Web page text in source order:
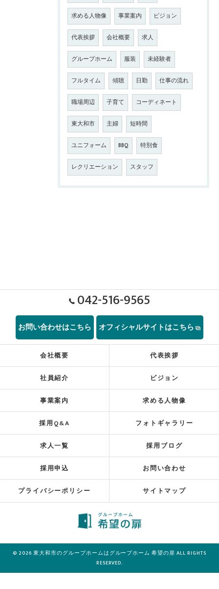
求める人物像 事業案内 ビジョン
代表挨拶 会社概要 求人
グループホーム 服装 未経験者
フルタイム 傾聴 日勤 仕事の流れ
職場周辺 子育て コーディネート
東大和市 主婦 短時間
ユニフォーム BBQ 特別食
レクリエーション スタッフ
042-516-9565
お問い合わせはこちら オフィシャルサイトはこちら
会社概要 代表挨拶
社員紹介 ビジョン
事業案内 求める人物像
採用Q&A フォトギャラリー
求人一覧 採用ブログ
採用申込 お問い合わせ
プライバシーポリシー サイトマップ
© 2026 東大和市のグループホームはグループホーム 希望の扉 ALL RIGHTS
RESERVED.